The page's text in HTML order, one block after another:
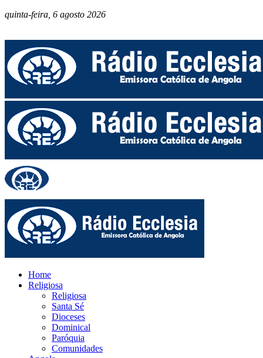
quinta-feira, 6 agosto 2026
Home
Religiosa
Religiosa
Santa Sé
Dioceses
Dominical
Paróquia
Comunidades